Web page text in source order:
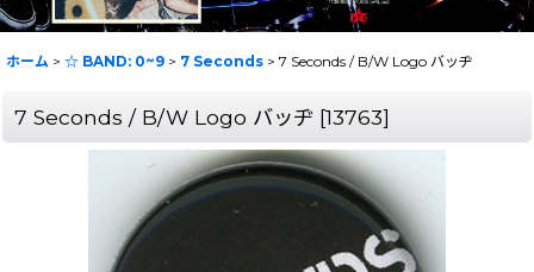
ホーム > ☆ BAND: 0~9 > 7 Seconds > 7 Seconds / B/W Logo バッヂ
7 Seconds / B/W Logo バッヂ [13763]